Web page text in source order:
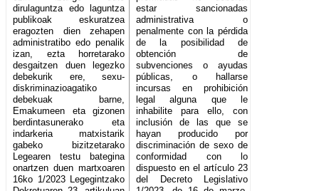
dirulaguntza edo laguntza
publikoak eskuratzea
eragozten dien zehapen
administratibo edo penalik
izan, ezta horretarako
desgaitzen duen legezko
debekurik ere, sexu-
diskriminazioagatiko
debekuak barne,
Emakumeen eta gizonen
berdintasunerako eta
indarkeria matxistarik
gabeko bizitzetarako
Legearen testu bategina
onartzen duen martxoaren
16ko 1/2023 Legegintzako
estar sancionadas
administrativa o
penalmente con la pérdida
de la posibilidad de
obtención de
subvenciones o ayudas
públicas, o hallarse
incursas en prohibición
legal alguna que le
inhabilite para ello, con
inclusión de las que se
hayan producido por
discriminación de sexo de
conformidad con lo
dispuesto en el artículo 23
del Decreto Legislativo